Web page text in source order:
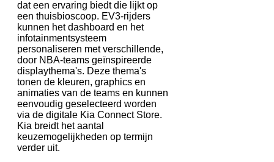
dat een ervaring biedt die lijkt op
een thuisbioscoop. EV3-rijders
kunnen het dashboard en het
infotainmentsysteem
personaliseren met verschillende,
door NBA-teams geïnspireerde
displaythema's. Deze thema's
tonen de kleuren, graphics en
animaties van de teams en kunnen
eenvoudig geselecteerd worden
via de digitale Kia Connect Store.
Kia breidt het aantal
keuzemogelijkheden op termijn
verder uit.